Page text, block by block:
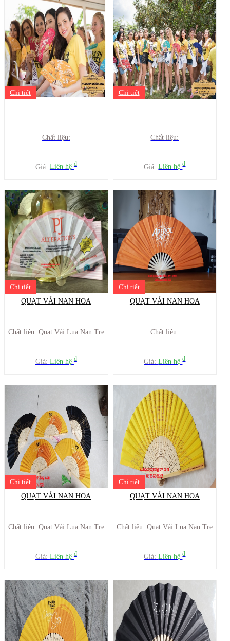
Chi tiết
Chất liệu:
Giá: Liên hệ đ
Chi tiết
Chất liệu:
Giá:Liên hệđ
Chi tiết
QUẠT VẢI NAN HOA
Chất liệu: Quạt Vải Lụa Nan Tre
Giá: Liên hệ đ
Chi tiết
QUẠT VẢI NAN HOA
Chất liệu:
Giá:Liên hệđ
Chi tiết
QUẠT VẢI NAN HOA
Chất liệu: Quạt Vải Lụa Nan Tre
Giá: Liên hệ đ
Chi tiết
QUẠT VẢI NAN HOA
Chất liệu: Quạt Vải Lụa Nan Tre
Giá:Liên hệđ